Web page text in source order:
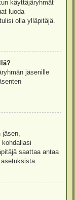
käyttäjäryhmät
luoda
olla ylläpitäjä.
jäsenille
jäsen,
saattaa antaa